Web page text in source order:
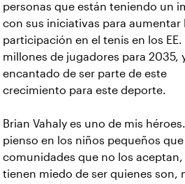
personas que están teniendo un
con sus iniciativas para aumentar
participación en el tenis en los EE.
millones de jugadores para 2035,
encantado de ser parte de este
crecimiento para este deporte.
Brian Vahaly es uno de mis
pienso en los niños pequeños
comunidades que no los aceptan,
tienen miedo de ser quienes son,